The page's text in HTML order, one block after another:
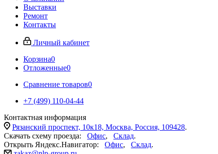
Выставки
Ремонт
Контакты
Личный кабинет
Корзина0
Отложенные0
Сравнение товаров0
+7 (499) 110-04-44
Контактная информация
Рязанский проспект, 10к18, Москва, Россия, 109428.
Скачать схему проезда: Офис, Склад.
Открыть Яндекс.Навигатор: Офис, Склад.